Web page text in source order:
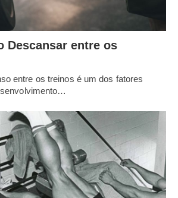
Descansar entre os
entre os treinos é um dos fatores